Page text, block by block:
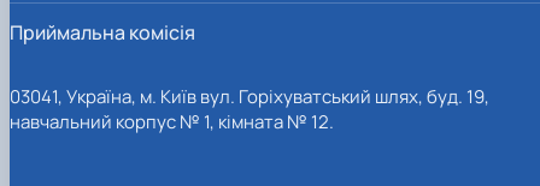
Приймальна комісія
03041, Україна, м. Київ вул. Горіхуватський шлях, буд. 19,
навчальний корпус № 1, кімната № 12.